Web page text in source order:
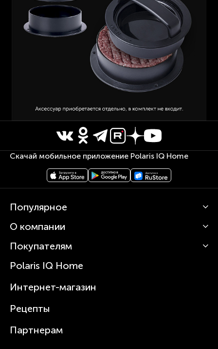
Скачай мобильное приложение Polaris IQ Home
Популярное
Кофемашины
Вертикальные пылесосы
Зубные щетки и ирригаторы
Увлажнители
Посуда
О компании
О Polaris
Статьи
Покупателям
Сервисные центры
Где купить
Polaris IQ Home
Интернет-магазин
Рецепты
Партнерам